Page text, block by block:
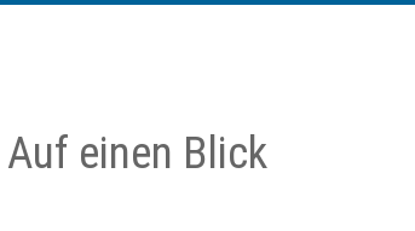
Auf einen Blick